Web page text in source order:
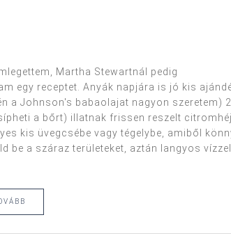
Martha Stewartnál pedig
egy receptet. Anyák napjára is jó kis
a Johnson's babaolajat nagyon szeretem) 2
a bőrt) illatnak frissen reszelt citromhéj
kis üvegcsébe vagy tégelybe, amiből
be a száraz területeket, aztán langyos vízzel